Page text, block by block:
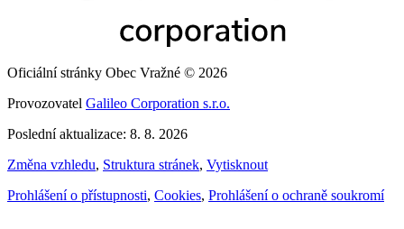
Oficiální stránky Obec Vražné © 2026
Provozovatel Galileo Corporation s.r.o.
Poslední aktualizace: 8. 8. 2026
Změna vzhledu, Struktura stránek, Vytisknout
Prohlášení o přístupnosti, Cookies, Prohlášení o ochraně soukromí